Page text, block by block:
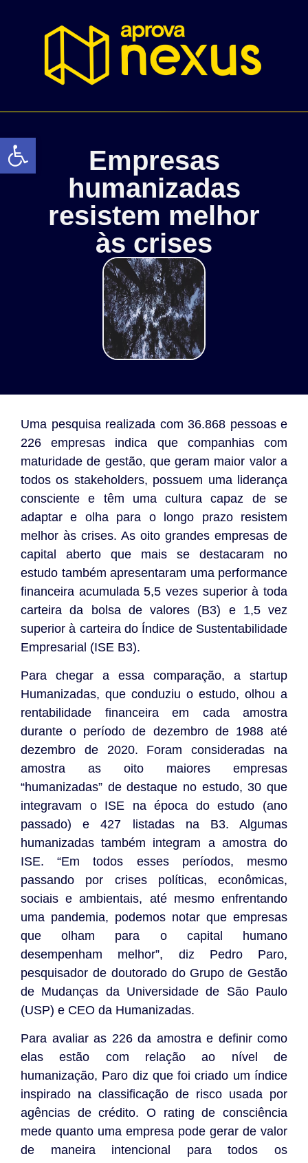
Abrir a barra de ferramentas
Empresas
humanizadas
resistem melhor
às crises
Uma pesquisa realizada com 36.868 pessoas e
226 empresas indica que companhias com
maturidade de gestão, que geram maior valor a
todos os stakeholders, possuem uma liderança
consciente e têm uma cultura capaz de se
adaptar e olha para o longo prazo resistem
melhor às crises. As oito grandes empresas de
capital aberto que mais se destacaram no
estudo também apresentaram uma performance
financeira acumulada 5,5 vezes superior à toda
carteira da bolsa de valores (B3) e 1,5 vez
superior à carteira do Índice de Sustentabilidade
Empresarial (ISE B3).
Para chegar a essa comparação, a startup
Humanizadas, que conduziu o estudo, olhou a
rentabilidade financeira em cada amostra
durante o período de dezembro de 1988 até
dezembro de 2020. Foram consideradas na
amostra as oito maiores empresas
“humanizadas” de destaque no estudo, 30 que
integravam o ISE na época do estudo (ano
passado) e 427 listadas na B3. Algumas
humanizadas também integram a amostra do
ISE. “Em todos esses períodos, mesmo
passando por crises políticas, econômicas,
sociais e ambientais, até mesmo enfrentando
uma pandemia, podemos notar que empresas
que olham para o capital humano
desempenham melhor”, diz Pedro Paro,
pesquisador de doutorado do Grupo de Gestão
de Mudanças da Universidade de São Paulo
(USP) e CEO da Humanizadas.
Para avaliar as 226 da amostra e definir como
elas estão com relação ao nível de
humanização, Paro diz que foi criado um índice
inspirado na classificação de risco usada por
agências de crédito. O rating de consciência
mede quanto uma empresa pode gerar de valor
de maneira intencional para todos os